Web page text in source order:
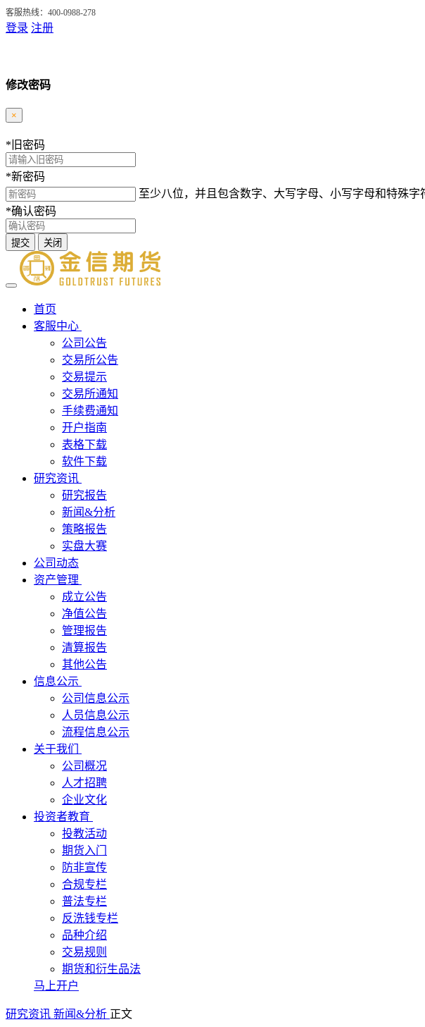
客服热线：400-0988-278
登录 注册
修改密码
×
* 旧密码
*新密码
至少八位，并且包含数字、大写字母、小写字母和特殊字
*确认密码
提交 关闭
首页
客服中心
公司公告
交易所公告
交易提示
交易所通知
手续费通知
开户指南
表格下载
软件下载
研究资讯
研究报告
新闻&分析
策略报告
实盘大赛
公司动态
资产管理
成立公告
净值公告
管理报告
清算报告
其他公告
信息公示
公司信息公示
人员信息公示
流程信息公示
关于我们
公司概况
人才招聘
企业文化
投资者教育
投教活动
期货入门
防非宣传
合规专栏
普法专栏
反洗钱专栏
品种介绍
交易规则
期货和衍生品法
马上开户
研究资讯 新闻&分析 正文